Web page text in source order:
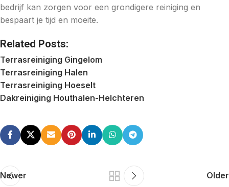
bedrijf kan zorgen voor een grondigere reiniging en
bespaart je tijd en moeite.
Related Posts:
Terrasreiniging Gingelom
Terrasreiniging Halen
Terrasreiniging Hoeselt
Dakreiniging Houthalen-Helchteren
Newer Older